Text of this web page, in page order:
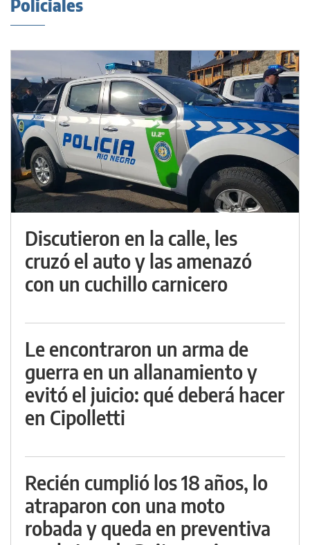
Policiales
Discutieron en la calle, les
cruzó el auto y las amenazó
con un cuchillo carnicero
Le encontraron un arma de
guerra en un allanamiento y
evitó el juicio: qué deberá hacer
en Cipolletti
Recién cumplió los 18 años, lo
atraparon con una moto
robada y queda en preventiva